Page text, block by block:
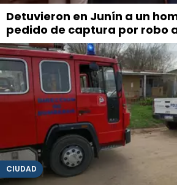
Detuvieron en Junín a un
pedido de captura por robo
CIUDAD